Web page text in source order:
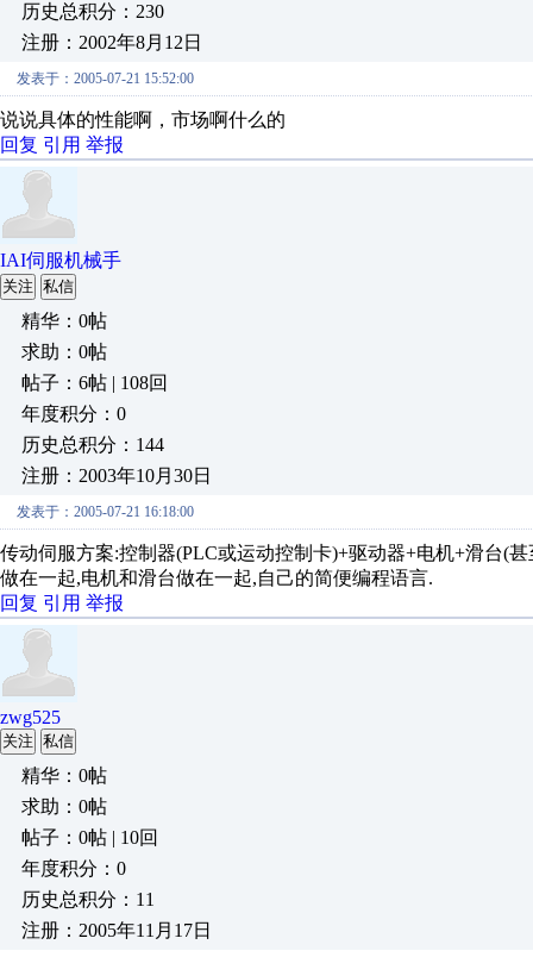
历史总积分：230
注册：2002年8月12日
发表于：2005-07-21 15:52:00
说说具体的性能啊，市场啊什么的
回复 引用 举报
IAI伺服机械手
关注 私信
精华：0帖
求助：0帖
帖子：6帖 | 108回
年度积分：0
历史总积分：144
注册：2003年10月30日
发表于：2005-07-21 16:18:00
传动伺服方案:控制器(PLC或运动控制卡)+驱动器+电机+滑台(
做在一起,电机和滑台做在一起,自己的简便编程语言.
回复 引用 举报
zwg525
关注 私信
精华：0帖
求助：0帖
帖子：0帖 | 10回
年度积分：0
历史总积分：11
注册：2005年11月17日